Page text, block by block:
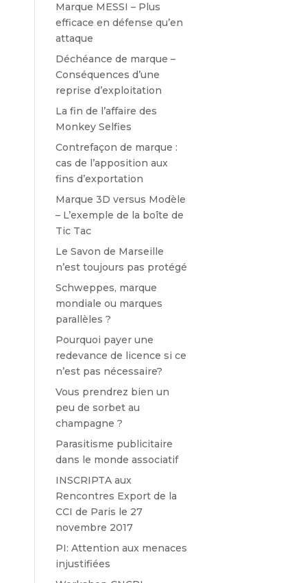
Marque MESSI – Plus
efficace en défense qu’en
attaque
Déchéance de marque –
Conséquences d’une
reprise d’exploitation
La fin de l’affaire des
Monkey Selfies
Contrefaçon de marque :
cas de l’apposition aux
fins d’exportation
Marque 3D versus Modèle
– L’exemple de la boîte de
Tic Tac
Le Savon de Marseille
n’est toujours pas protégé
Schweppes, marque
mondiale ou marques
parallèles ?
Pourquoi payer une
redevance de licence si ce
n’est pas nécessaire?
Vous prendrez bien un
peu de sorbet au
champagne ?
Parasitisme publicitaire
dans le monde associatif
INSCRIPTA aux
Rencontres Export de la
CCI de Paris le 27
novembre 2017
PI: Attention aux menaces
injustifiées